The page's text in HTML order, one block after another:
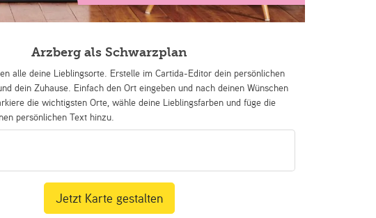
Arzberg als Schwarzplan
alle deine Lieblingsorte. Erstelle im Cartida-Editor dein persönlichen
dein Zuhause. Einfach den Ort eingeben und nach deinen Wünschen
die wichtigsten Orte, wähle deine Lieblingsfarben und füge die
persönlichen Text hinzu.
Jetzt Karte gestalten